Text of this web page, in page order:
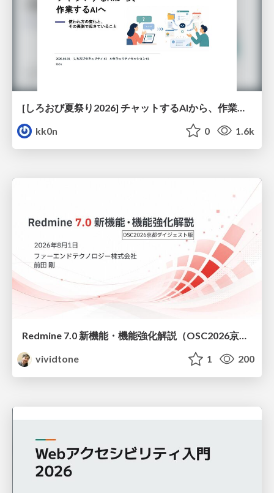
kk0n
0 1.6k
Redmine 7.0 新機能・機能強化解説（OSC2026京都ダイジェスト版）
vividtone
1 200